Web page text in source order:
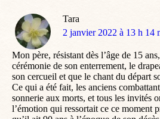
Tara
dit
2 janvier 2022 à 13 h 14
Mon père, résistant dès l’âge de 15
cérémonie de son enterrement, le
son cercueil et que le chant du départ
Ce qui a été fait, les anciens
sonnerie aux morts, et tous les invités
l’émotion qui ressortait ce ce moment